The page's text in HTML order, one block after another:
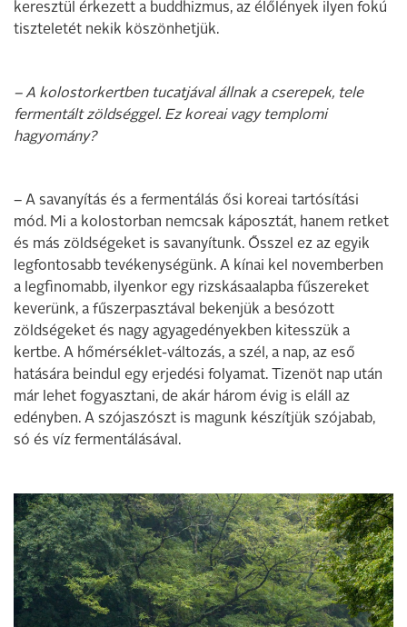
keresztül érkezett a buddhizmus, az élőlények ilyen fokú
tiszteletét nekik köszönhetjük.
– A kolostorkertben tucatjával állnak a cserepek, tele
fermentált zöldséggel. Ez koreai vagy templomi
hagyomány?
– A savanyítás és a fermentálás ősi koreai tartósítási
mód. Mi a kolostorban nemcsak káposztát, hanem retket
és más zöldségeket is savanyítunk. Ősszel ez az egyik
legfontosabb tevékenységünk. A kínai kel novemberben
a legfinomabb, ilyenkor egy rizskásaalapba fűszereket
keverünk, a fűszerpasztával bekenjük a besózott
zöldségeket és nagy agyagedényekben kitesszük a
kertbe. A hőmérséklet-változás, a szél, a nap, az eső
hatására beindul egy erjedési folyamat. Tizenöt nap után
már lehet fogyasztani, de akár három évig is eláll az
edényben. A szójaszószt is magunk készítjük szójabab,
só és víz fermentálásával.